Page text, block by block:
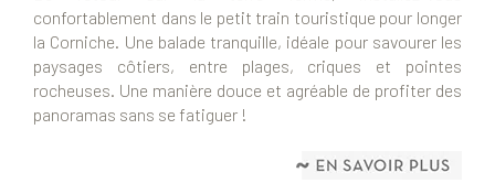
confortablement dans le petit train touristique pour longer
la Corniche. Une balade tranquille, idéale pour savourer les
paysages côtiers, entre plages, criques et pointes
rocheuses. Une manière douce et agréable de profiter des
panoramas sans se fatiguer !